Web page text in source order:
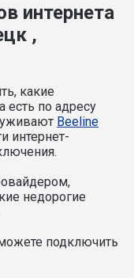
интернета
,
какие
есть по адресу
Beeline
интернет-
недорогие
подключить